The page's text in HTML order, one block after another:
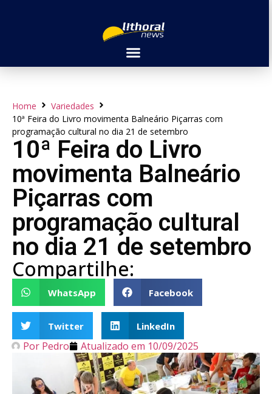
Home
Variedades
10ª Feira do Livro movimenta Balneário Piçarras com
programação cultural no dia 21 de setembro
10ª Feira do Livro
movimenta Balneário
Piçarras com
programação cultural
no dia 21 de setembro
Compartilhe:
WhatsApp Facebook
Twitter LinkedIn
Por Pedro Atualizado em 10/09/2025